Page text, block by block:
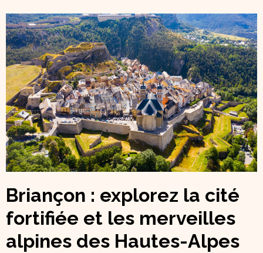
Briançon : explorez la cité
fortifiée et les merveilles
alpines des Hautes-Alpes